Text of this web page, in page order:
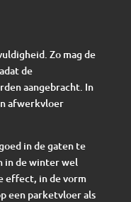
Zo mag de
de
aangebracht. In
afwerkvloer
in de gaten te
in de winter wel
effect, in de vorm
een parketvloer als